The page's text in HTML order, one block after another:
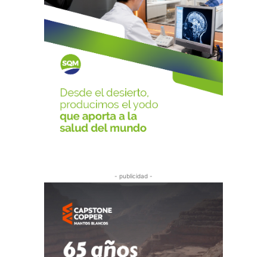
- publicidad -